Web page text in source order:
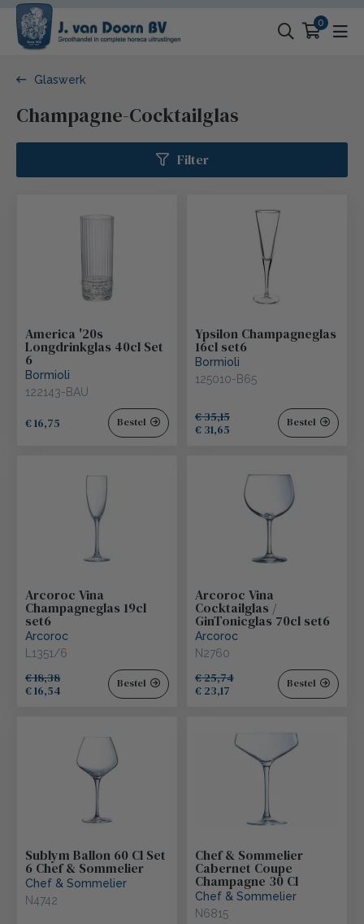
0
Glaswerk
Champagne-Cocktailglas
Filter
America '20s
Longdrinkglas 40cl Set
6
Bormioli
122143-BAU
€ 16,75 Bestel
Ypsilon Champagneglas
16cl set6
Bormioli
125010-B65
€ 35,15
€ 31,65
Bestel
Arcoroc Vina
Champagneglas 19cl
set6
Arcoroc
L1351/6
€ 18,38
€ 16,54
Bestel
Arcoroc Vina
Cocktailglas /
GinTonicglas 70cl set6
Arcoroc
N2760
€ 25,74
€ 23,17
Bestel
Sublym Ballon 60 Cl Set
6 Chef & Sommelier
Chef & Sommelier
N4742
Chef & Sommelier
Cabernet Coupe
Champagne 30 Cl
Chef & Sommelier
N6815